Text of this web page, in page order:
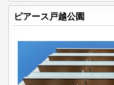
ピアース戸越公園